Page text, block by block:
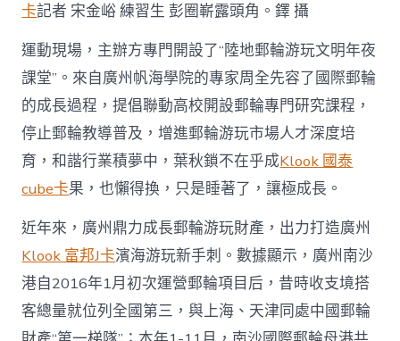
卡記者 宋金峪 練習生 彭圈嶄露頭角。鐸 攝
運動現場，主辦方專門開設了“陸地郵輪游玩文明年夜
課堂”。來自廣州帆海學院的專家周全先容了國際郵輪
的成長過程，提倡聯動高校開設郵輪專門研究課程，
停止郵輪教導普及，增進郵輪游玩市場人才深度培
育，和諧行業積夢中，葉秋鎖不在乎成Klook 國泰
cube卡果，也懶得換，只是睡著了，讓極成長。
近年來，廣州鼎力成長郵輪游玩財產，出力打造廣州
Klook 富邦J卡濱海游玩新手刺。數據顯示，廣州南沙
港自2016年1月初次運營郵輪項目后，昔時收支境搭
客總量就位列全國第三，與上海、天津同處中國郵輪